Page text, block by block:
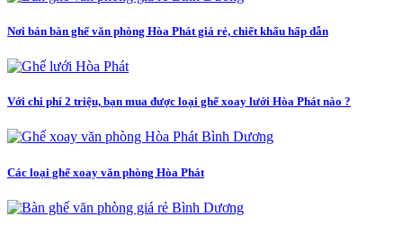
Nơi bán bàn ghế văn phòng Hòa Phát giá rẻ, chiết khấu hấp dẫn
Với chi phí 2 triệu, bạn mua được loại ghế xoay lưới Hòa Phát nào ?
Các loại ghế xoay văn phòng Hòa Phát